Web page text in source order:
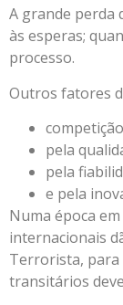
A grande perda
às esperas;
processo.
Outros fatores
pela
pela
e pela
Numa época
internacionais
Terrorista, para
transitários